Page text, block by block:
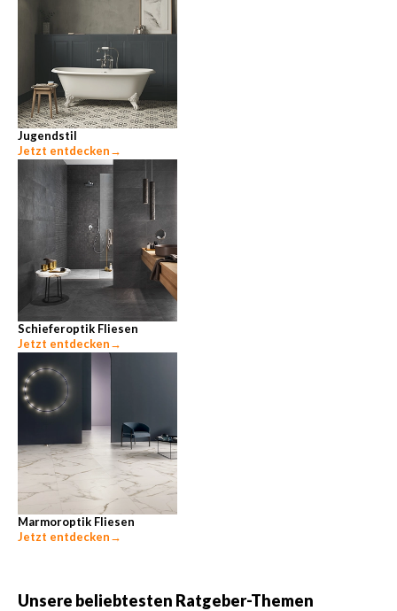
Jugendstil
Jetzt entdecken→
Schieferoptik Fliesen
Jetzt entdecken→
Marmoroptik Fliesen
Jetzt entdecken→
Unsere beliebtesten Ratgeber-Themen